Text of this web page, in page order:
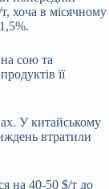
хоча в місячному
сою та
її
У китайському
втратили
на 40-50 $/т до